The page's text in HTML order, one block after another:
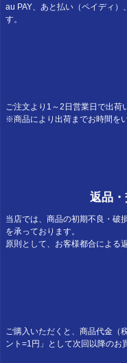
au PAY、あと払い（ペイディ）
す。
ご注文より1～2日営業日で出荷
※商品により出荷までお時間を
返品
当店では、商品の初期不良・破
を承っております。
原則として、お客様都合による
ご購入いただくと、商品代金（
ント=1円」として次回以降のお